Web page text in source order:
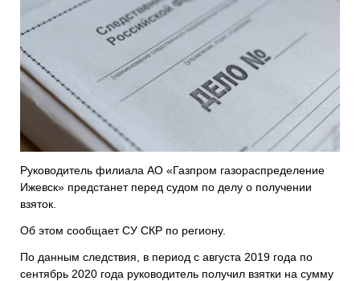
Руководитель филиала АО «Газпром газораспределение
Ижевск» предстанет перед судом по делу о получении
взяток.
Об этом сообщает СУ СКР по региону.
По данным следствия, в период с августа 2019 года по
сентябрь 2020 года руководитель получил взятки на сумму